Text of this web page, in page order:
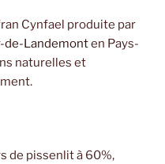
Cynfael produite par
de-Landemonten Pays-
naturelles et
de pissenlit à 60%,